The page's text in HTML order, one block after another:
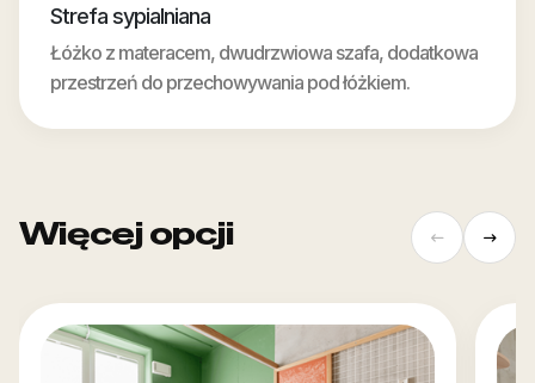
Strefa sypialniana
Łóżko z materacem, dwudrzwiowa szafa, dodatkowa
przestrzeń do przechowywania pod łóżkiem.
Więcej opcji